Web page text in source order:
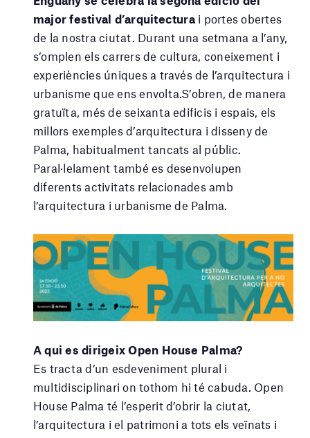
major festival d’arquitecturai portes obertes
de la nostra ciutat. Durant una setmana a l’any,
s’omplen els carrers de cultura, coneixement i
experiències úniques a través de l’arquitectura i
urbanisme que ens envolta.S’obren, de manera
gratuïta, més de seixanta edificis i espais, els
millors exemples d’arquitectura i disseny de
Palma, habitualment tancats al públic.
Paral·lelament també es desenvolupen
diferents activitats relacionades amb
l’arquitectura i urbanisme de Palma.
A qui es dirigeix Open House Palma?
Es tracta d’un esdeveniment plural i
multidisciplinari on tothom hi té cabuda. Open
House Palma té l’esperit d’obrir la ciutat,
l’arquitectura i el patrimoni a tots els veïnats i